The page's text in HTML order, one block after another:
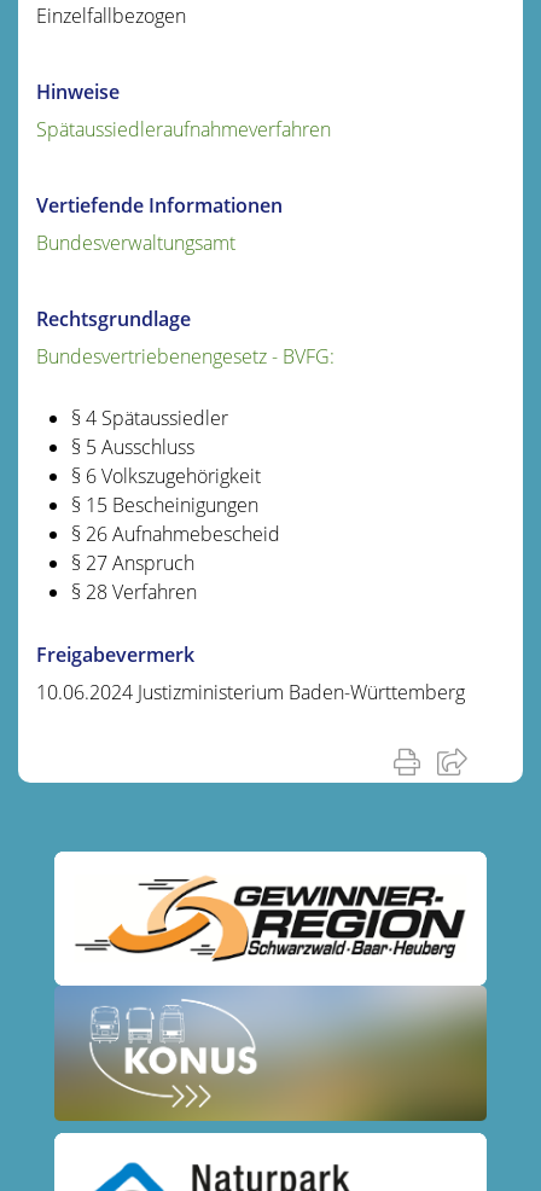
Einzelfallbezogen
Hinweise
Spätaussiedleraufnahmeverfahren
Vertiefende Informationen
Bundesverwaltungsamt
Rechtsgrundlage
Bundesvertriebenengesetz - BVFG:
§ 4 Spätaussiedler
§ 5 Ausschluss
§ 6 Volkszugehörigkeit
§ 15 Bescheinigungen
§ 26 Aufnahmebescheid
§ 27 Anspruch
§ 28 Verfahren
Freigabevermerk
10.06.2024 Justizministerium Baden-Württemberg